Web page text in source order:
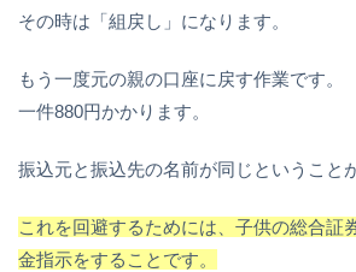
その時は「組戻し」になります。
もう一度元の親の口座に戻す作業です。
一件880円かかります。
振込元と振込先の名前が同じということ
これを回避するためには、子供の総合証
金指示をすることです。